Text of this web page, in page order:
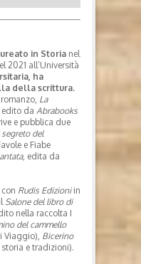
in Storia nel
2021 all’Università
ha
della scrittura.
La
da Abrabooks
e pubblica due
del
e Fiabe
, edita da
Rudis Edizioniin
Salone del libro di
nella raccolta I
del cammello
Viaggio), Bicerino
e tradizioni).